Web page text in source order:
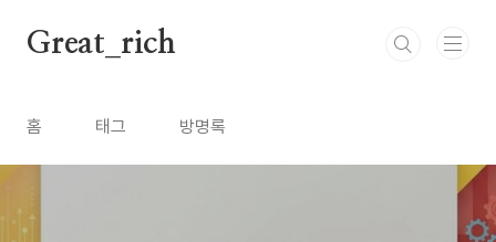
Great_rich
홈 태그 방명록